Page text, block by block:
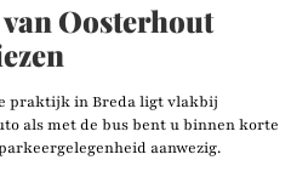
Oosterhout
praktijk in Breda ligt vlakbij
als met de bus bent u binnen korte
aanwezig.